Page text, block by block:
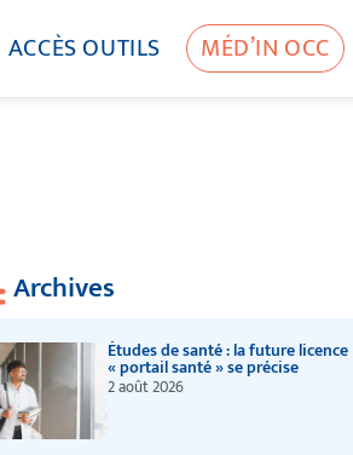
ACCÈS OUTILS MÉD’IN OCC
Archives
Études de santé : la future licence
« portail santé » se précise
2 août 2026